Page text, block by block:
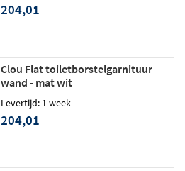
204,01
Clou Flat toiletborstelgarnituur
wand - mat wit
Levertijd: 1 week
204,01